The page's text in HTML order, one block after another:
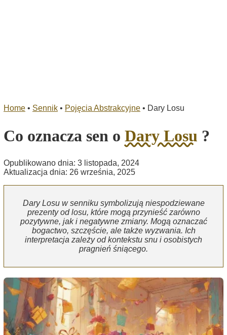
Home • Sennik • Pojęcia Abstrakcyjne • Dary Losu
Co oznacza sen o Dary Losu ?
Opublikowano dnia: 3 listopada, 2024
Aktualizacja dnia: 26 września, 2025
Dary Losu w senniku symbolizują niespodziewane
prezenty od losu, które mogą przynieść zarówno
pozytywne, jak i negatywne zmiany. Mogą oznaczać
bogactwo, szczęście, ale także wyzwania. Ich
interpretacja zależy od kontekstu snu i osobistych
pragnień śniącego.